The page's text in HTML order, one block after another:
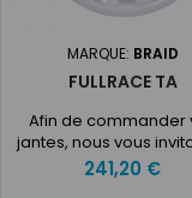
MARQUE: BRAID
FULLRACE TA
Afin de commander
jantes, nous vous
indiquer dans la
PERSONNALISATION
Prix
241,20 €